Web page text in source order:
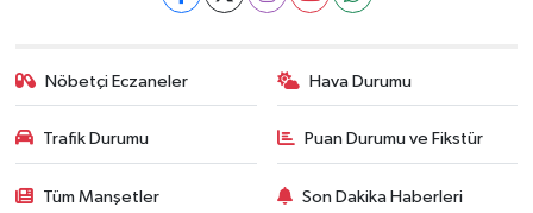
Nöbetçi Eczaneler Hava Durumu
Trafik Durumu Puan Durumu ve Fikstür
Tüm Manşetler Son Dakika Haberleri